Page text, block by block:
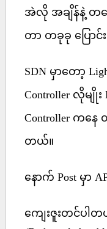
အဲလို အချိန်နဲ့ တပ
တာ တခုခု ပြော
SDN မှာတော့
Controller လိုမျိုး
Controller ကန
တယ်။
နောက် Post မှာ
ကျေးဇူးတင်ပါတ